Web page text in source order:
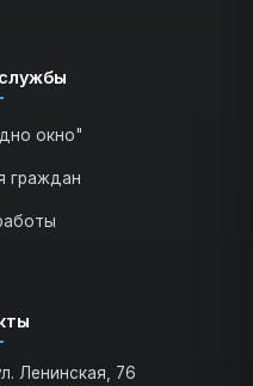
окно"
граждан
Ленинская, 76